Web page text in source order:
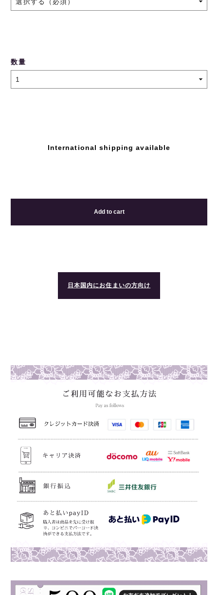
数量
International shipping available
Add to cart
日本国内にお住まいの方向け